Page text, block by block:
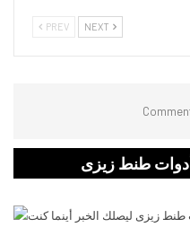
PREV NEXT
طنط زيزى